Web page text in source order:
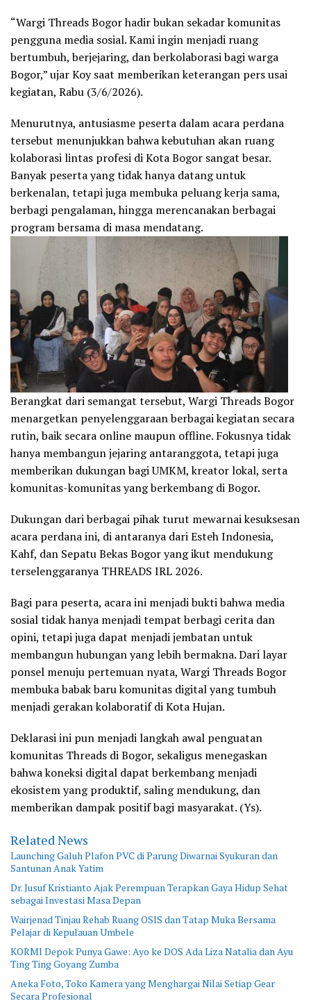
“Wargi Threads Bogor hadir bukan sekadar komunitas
pengguna media sosial. Kami ingin menjadi ruang
bertumbuh, berjejaring, dan berkolaborasi bagi warga
Bogor,” ujar Koy saat memberikan keterangan pers usai
kegiatan, Rabu (3/6/2026).
Menurutnya, antusiasme peserta dalam acara perdana
tersebut menunjukkan bahwa kebutuhan akan ruang
kolaborasi lintas profesi di Kota Bogor sangat besar.
Banyak peserta yang tidak hanya datang untuk
berkenalan, tetapi juga membuka peluang kerja sama,
berbagi pengalaman, hingga merencanakan berbagai
program bersama di masa mendatang.
Berangkat dari semangat tersebut, Wargi Threads Bogor
menargetkan penyelenggaraan berbagai kegiatan secara
rutin, baik secara online maupun offline. Fokusnya tidak
hanya membangun jejaring antaranggota, tetapi juga
memberikan dukungan bagi UMKM, kreator lokal, serta
komunitas-komunitas yang berkembang di Bogor.
Dukungan dari berbagai pihak turut mewarnai kesuksesan
acara perdana ini, di antaranya dari Esteh Indonesia,
Kahf, dan Sepatu Bekas Bogor yang ikut mendukung
terselenggaranya THREADS IRL 2026.
Bagi para peserta, acara ini menjadi bukti bahwa media
sosial tidak hanya menjadi tempat berbagi cerita dan
opini, tetapi juga dapat menjadi jembatan untuk
membangun hubungan yang lebih bermakna. Dari layar
ponsel menuju pertemuan nyata, Wargi Threads Bogor
membuka babak baru komunitas digital yang tumbuh
menjadi gerakan kolaboratif di Kota Hujan.
Deklarasi ini pun menjadi langkah awal penguatan
komunitas Threads di Bogor, sekaligus menegaskan
bahwa koneksi digital dapat berkembang menjadi
ekosistem yang produktif, saling mendukung, dan
memberikan dampak positif bagi masyarakat. (Ys).
Related News
Launching Galuh Plafon PVC di Parung Diwarnai Syukuran dan
Santunan Anak Yatim
Dr. Jusuf Kristianto Ajak Perempuan Terapkan Gaya Hidup Sehat
sebagai Investasi Masa Depan
Wairjenad Tinjau Rehab Ruang OSIS dan Tatap Muka Bersama
Pelajar di Kepulauan Umbele
KORMI Depok Punya Gawe: Ayo ke DOS Ada Liza Natalia dan Ayu
Ting Ting Goyang Zumba
Aneka Foto, Toko Kamera yang Menghargai Nilai Setiap Gear
Secara Profesional